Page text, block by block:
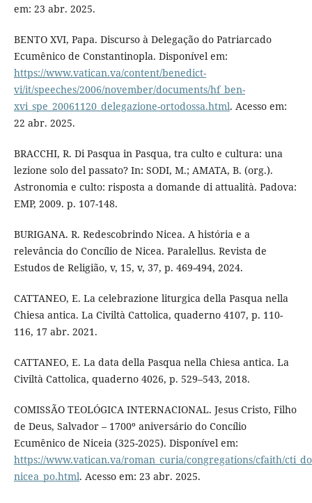
em: 23 abr. 2025.
BENTO XVI, Papa. Discurso à Delegação do Patriarcado
Ecumênico de Constantinopla. Disponível em:
https://www.vatican.va/content/benedict-
vi/it/speeches/2006/november/documents/hf_ben-
xvi_spe_20061120_delegazione-ortodossa.html. Acesso em:
22 abr. 2025.
BRACCHI, R. Di Pasqua in Pasqua, tra culto e cultura: una
lezione solo del passato? In: SODI, M.; AMATA, B. (org.).
Astronomia e culto: risposta a domande di attualità. Padova:
EMP, 2009. p. 107-148.
BURIGANA. R. Redescobrindo Nicea. A história e a
relevância do Concílio de Nicea. Paralellus. Revista de
Estudos de Religião, v, 15, v, 37, p. 469-494, 2024.
CATTANEO, E. La celebrazione liturgica della Pasqua nella
Chiesa antica. La Civiltà Cattolica, quaderno 4107, p. 110-
116, 17 abr. 2021.
CATTANEO, E. La data della Pasqua nella Chiesa antica. La
Civiltà Cattolica, quaderno 4026, p. 529–543, 2018.
COMISSÃO TEOLÓGICA INTERNACIONAL. Jesus Cristo, Filho
de Deus, Salvador – 1700º aniversário do Concílio
Ecumênico de Niceia (325-2025). Disponível em:
https://www.vatican.va/roman_curia/congregations/cfaith/
nicea_po.html. Acesso em: 23 abr. 2025.